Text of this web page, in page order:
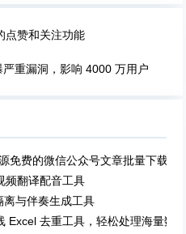
点赞和关注功能
重漏洞，影响 4000 万用户
免费的微信公众号文章批量下载工
频翻译配音工具
离与伴奏生成工具
Excel 去重工具，轻松处理海量数